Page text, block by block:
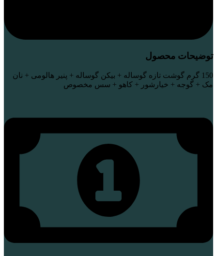
توضیحات محصول
150 گرم گوشت تازه گوساله + بیکن گوساله + پنیر هالومی + نان
مک + گوجه + خیارشور + کاهو + سس مخصوص